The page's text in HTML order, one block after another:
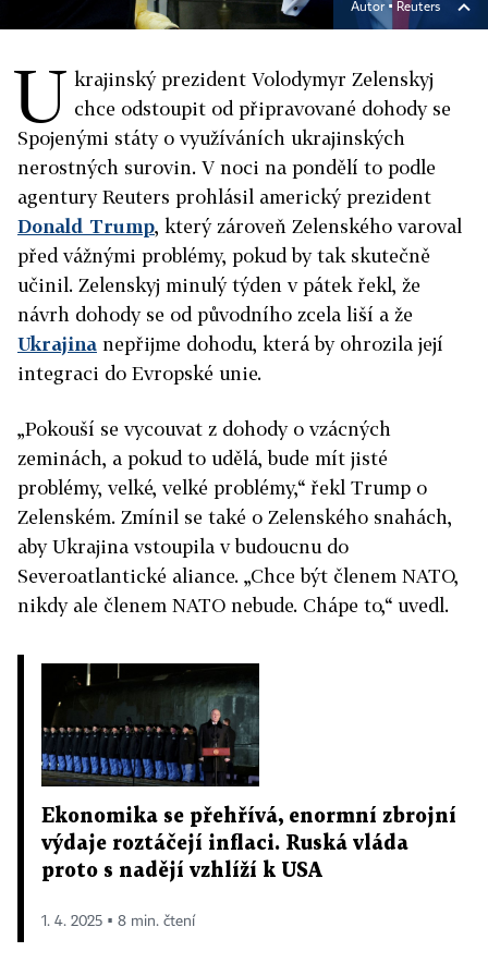
Autor ▪ Reuters
U krajinský prezident Volodymyr Zelenskyj
chce odstoupit od připravované dohody se
Spojenými státy o využíváních ukrajinských
nerostných surovin. V noci na pondělí to podle
agentury Reuters prohlásil americký prezident
Donald Trump, který zároveň Zelenského varoval
před vážnými problémy, pokud by tak skutečně
učinil. Zelenskyj minulý týden v pátek řekl, že
návrh dohody se od původního zcela liší a že
Ukrajina nepřijme dohodu, která by ohrozila její
integraci do Evropské unie.
„Pokouší se vycouvat z dohody o vzácných
zeminách, a pokud to udělá, bude mít jisté
problémy, velké, velké problémy,“ řekl Trump o
Zelenském. Zmínil se také o Zelenského snahách,
aby Ukrajina vstoupila v budoucnu do
Severoatlantické aliance. „Chce být členem NATO,
nikdy ale členem NATO nebude. Chápe to,“ uvedl.
Ekonomika se přehřívá, enormní zbrojní
výdaje roztáčejí inflaci. Ruská vláda
proto s nadějí vzhlíží k USA
1. 4. 2025 ▪ 8 min. čtení